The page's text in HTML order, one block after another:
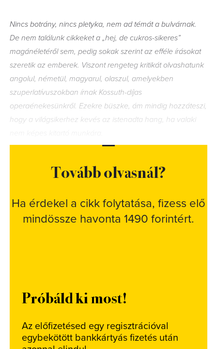
Nincs botrány, nincs pletyka, nem ad témát a bulvárnak.
De nem találunk cikkeket a „hej, de cukros-sikeres”
magánéletéről sem, pedig sokak szerint az efféle írásokat
szeretik az emberek. Viszont rengeteg kritikát olvashatunk
angolul, németül, magyarul, olaszul, amelyekben
szuperlatívuszokban írnak Kossuth-díjas
operaénekesünkről. Ezekre büszke, ám mindig hozzáteszi,
hogy a világsikerhez kevés az istenadta hang, ha valaki
Tovább olvasnál?
Ha érdekel a cikk folytatása, fizess elő
mindössze havonta 1490 forintért.
Próbáld ki most!
Az előfizetésed egy regisztrációval
egybekötött bankkártyás fizetés után